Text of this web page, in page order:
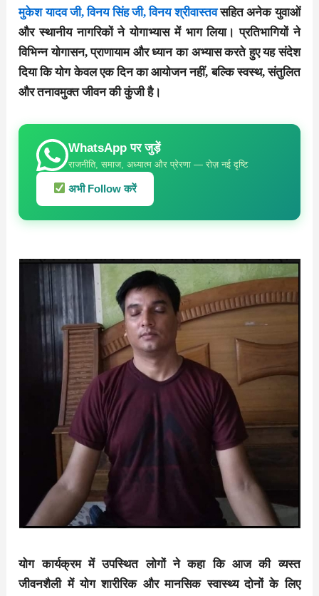
मुकेश यादव जी, विनय सिंह जी, विनय श्रीवास्तवसहित अनेक युवाओं
और स्थानीय नागरिकों ने योगाभ्यास में भाग लिया। प्रतिभागियों ने
विभिन्न योगासन, प्राणायाम और ध्यान का अभ्यास करते हुए यह संदेश
दिया कि योग केवल एक दिन का आयोजन नहीं, बल्कि स्वस्थ, संतुलित
और तनावमुक्त जीवन की कुंजी है।
WhatsApp पर जुड़ें
राजनीति, समाज, अध्यात्म और प्रेरणा — रोज़ नई दृष्टि
अभी Follow करें
योग कार्यक्रम में उपस्थित लोगों ने कहा कि आज की व्यस्त
जीवनशैली में योग शारीरिक और मानसिक स्वास्थ्य दोनों के लिए